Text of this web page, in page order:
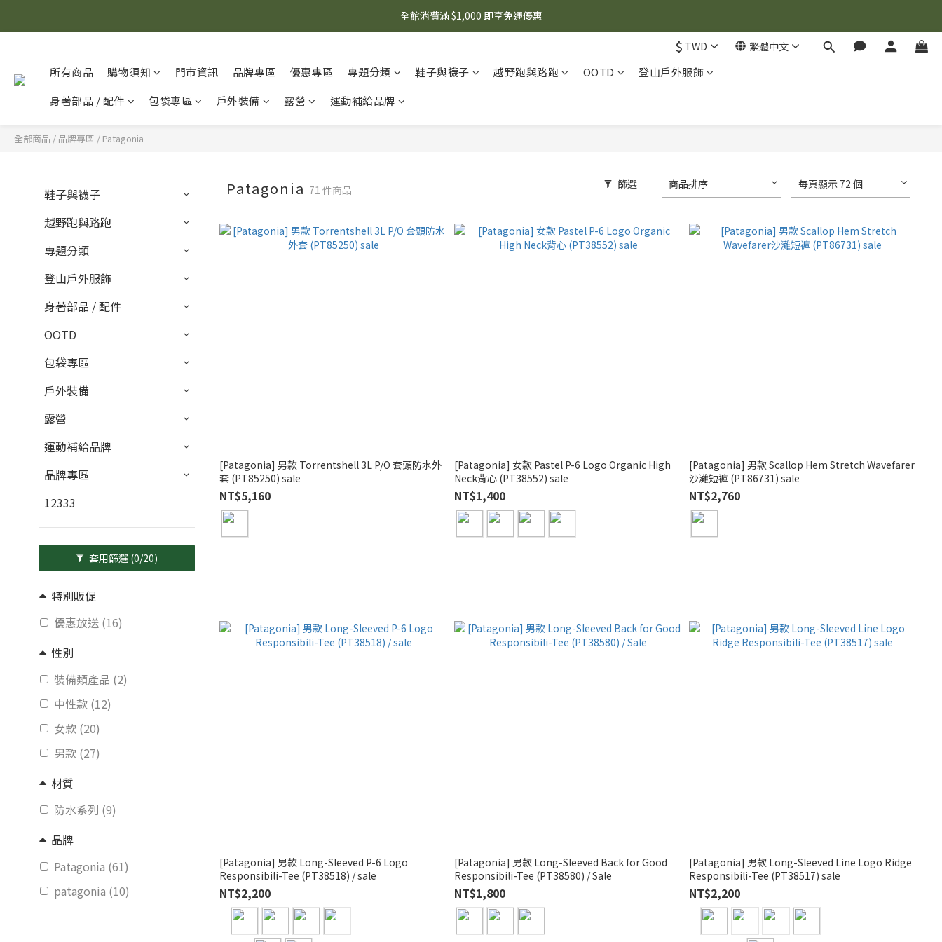
🌟 想知道現在有什麼優惠嗎？ 點擊查看最新優惠！
全館消費滿 $1,000 即享免運優惠
$ TWD 繁體中文
所有商品 購物須知 門市資訊 品牌專區 優惠專區 專題分類 鞋子與襪子 越野跑與路跑 OOTD
登山戶外服飾
身著部品 / 配件
包袋專區 戶外裝備 露營 運動補給品牌
全部商品 / 品牌專區 / Patagonia
鞋子與襪子
越野跑與路跑
專題分類
登山戶外服飾
身著部品 / 配件
OOTD
包袋專區
戶外裝備
露營
運動補給品牌
品牌專區
12333
套用篩選 (0/20)
特別販促
優惠放送 (16)
性別
裝備類產品 (2)
中性款 (12)
女款 (20)
男款 (27)
材質
防水系列 (9)
品牌
Patagonia (61)
patagonia (10)
Patagonia 71 件商品 篩選 商品排序 每頁顯示 72 個
[Patagonia] 男款 Torrentshell 3L P/O 套頭防水外
套 (PT85250) sale
NT$5,160
[Patagonia] 女款 Pastel P-6 Logo Organic High
Neck背心 (PT38552) sale
NT$1,400
[Patagonia] 男款 Scallop Hem Stretch Wavefarer
沙灘短褲 (PT86731) sale
NT$2,760
[Patagonia] 男款 Long-Sleeved P-6 Logo
Responsibili-Tee (PT38518) / sale
NT$2,200
[Patagonia] 男款 Long-Sleeved Back for Good
Responsibili-Tee (PT38580) / Sale
NT$1,800
[Patagonia] 男款 Long-Sleeved Line Logo Ridge
Responsibili-Tee (PT38517) sale
NT$2,200